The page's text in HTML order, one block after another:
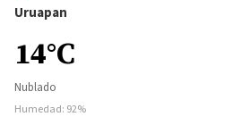
Uruapan
14°C
Nublado
Humedad: 92%